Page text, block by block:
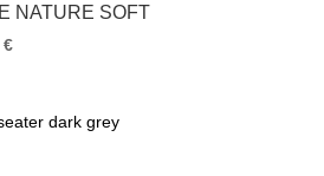
NATURE SOFT
€